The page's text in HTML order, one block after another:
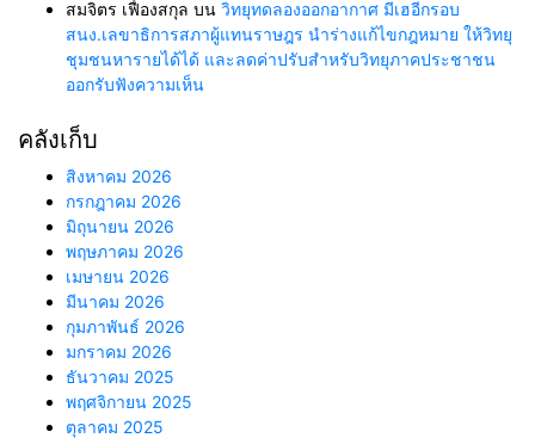
สมจิตร เฟื่องสกุล บน วิทยุทดลองออกอากาศ มีเฮอีกรอบ
สนง.เลขาธิการสภาผู้แทนราษฎร นำร่างแก้ไขกฎหมาย ให้วิทยุ
ชุมชนหารายได้ได้ และลดค่าปรับสำหรับวิทยุภาคประชาชน
ออกรับฟังความเห็น
คลังเก็บ
สิงหาคม 2026
กรกฎาคม 2026
มิถุนายน 2026
พฤษภาคม 2026
เมษายน 2026
มีนาคม 2026
กุมภาพันธ์ 2026
มกราคม 2026
ธันวาคม 2025
พฤศจิกายน 2025
ตุลาคม 2025